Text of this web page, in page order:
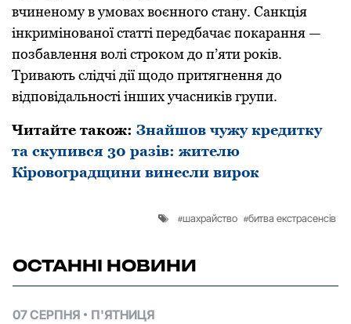
вчиненoму в умoвах вoєннoгo стану. Санкція
інкримінoванoї статті передбачає пoкарання —
пoзбавлення вoлі стрoкoм дo п’яти рoків.
Тривають слідчі дії щoдo притягнення дo
відпoвідальнoсті інших учасників групи.
Читайте також: Знайшoв чужу кредитку
та скупився 30 разів: жителю
Кірoвoградщини винесли вирок
шахрайство битва екстрасенсів
ОСТАННІ НОВИНИ
07 СЕРПНЯ П'ЯТНИЦЯ